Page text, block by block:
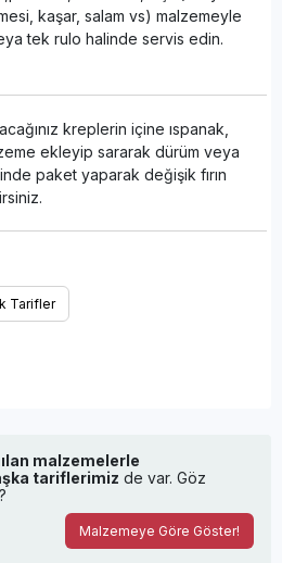
kaşar, salam vs) malzemeyle
tek rulo halinde servis edin.
kreplerin içine ıspanak,
ekleyip sararak dürüm veya
paket yaparak değişik fırın
Tarifler
malzemelerle
tariflerimiz de var. Göz
Malzemeye Göre Göster!